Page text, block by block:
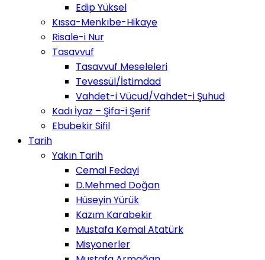
Edip Yüksel
Kıssa-Menkıbe-Hikaye
Risale-i Nur
Tasavvuf
Tasavvuf Meseleleri
Tevessül/İstimdad
Vahdet-i Vücud/Vahdet-i Şuhud
Kadı İyaz – Şifa-i Şerif
Ebubekir Sifil
Tarih
Yakın Tarih
Cemal Fedayi
D.Mehmed Doğan
Hüseyin Yürük
Kazım Karabekir
Mustafa Kemal Atatürk
Misyonerler